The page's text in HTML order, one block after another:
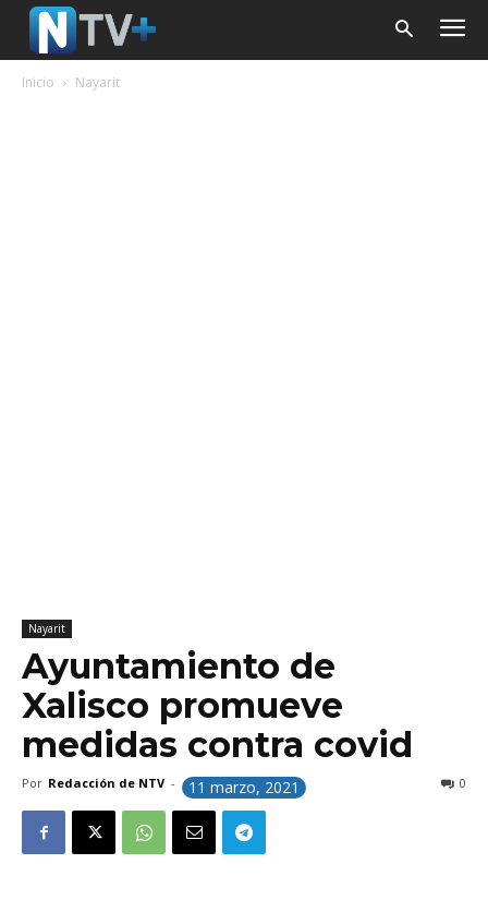
Inicio Nayarit
Nayarit
Ayuntamiento de
Xalisco promueve
medidas contra covid
Por Redacción de NTV - 11 marzo, 2021 0